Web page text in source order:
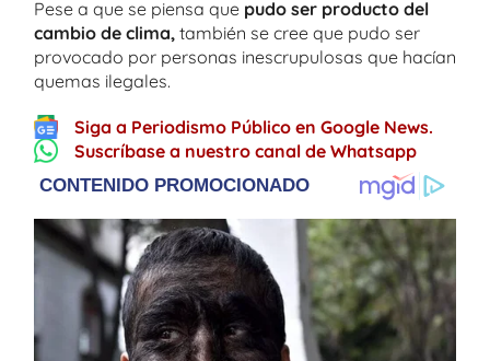
Pese a que se piensa que pudo ser producto del
cambio de clima, también se cree que pudo ser
provocado por personas inescrupulosas que hacían
quemas ilegales.
Siga a Periodismo Público en Google News.
Suscríbase a nuestro canal de Whatsapp